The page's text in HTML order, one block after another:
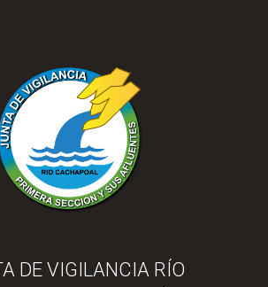
DE VIGILANCIA RÍO